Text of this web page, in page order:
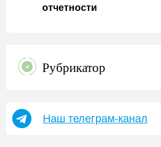
отчетности
Рубрикатор
Наш телеграм-канал